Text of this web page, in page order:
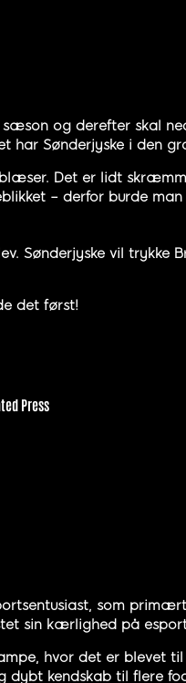
og derefter skal
Sønderjyske i den
Det er lidt
– derfor burde
Sønderjyske vil trykke
det først!
Press
som
sin kærlighed på
hvor det er blevet
dybt kendskab til flere